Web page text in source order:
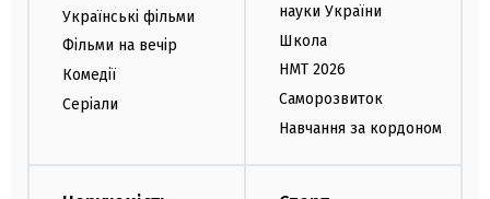
Українські фільми
Фільми на вечір
Комедії
Серіали
науки України
Школа
НМТ 2026
Саморозвиток
Навчання за кордоном